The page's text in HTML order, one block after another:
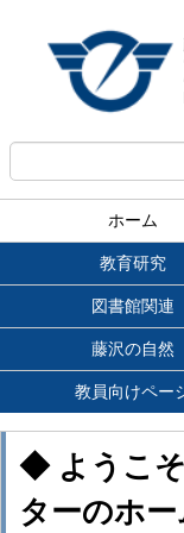
ホーム
教育研究
図書館関連
藤沢の自然
教員向けペー
◆ ようこ
ターのホ